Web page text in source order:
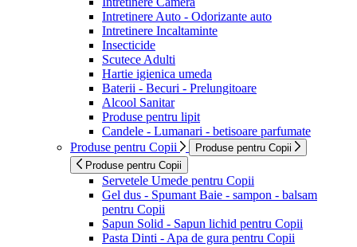
Intretinere Auto - Odorizante auto
Intretinere Incaltaminte
Insecticide
Scutece Adulti
Hartie igienica umeda
Baterii - Becuri - Prelungitoare
Alcool Sanitar
Produse pentru lipit
Candele - Lumanari - betisoare parfumate
Produse pentru Copii
Produse pentru Copii
Produse pentru Copii
Servetele Umede pentru Copii
Gel dus - Spumant Baie - sampon - balsam
pentru Copii
Sapun Solid - Sapun lichid pentru Copii
Pasta Dinti - Apa de gura pentru Copii